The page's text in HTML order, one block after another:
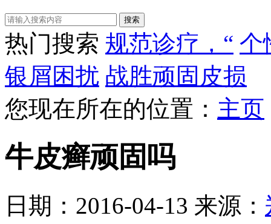
搜索
热门搜索 规范诊疗，“ 个
银屑困扰 战胜顽固皮损
您现在所在的位置： 主页
牛皮癣顽固吗
日期：2016-04-13 来源：